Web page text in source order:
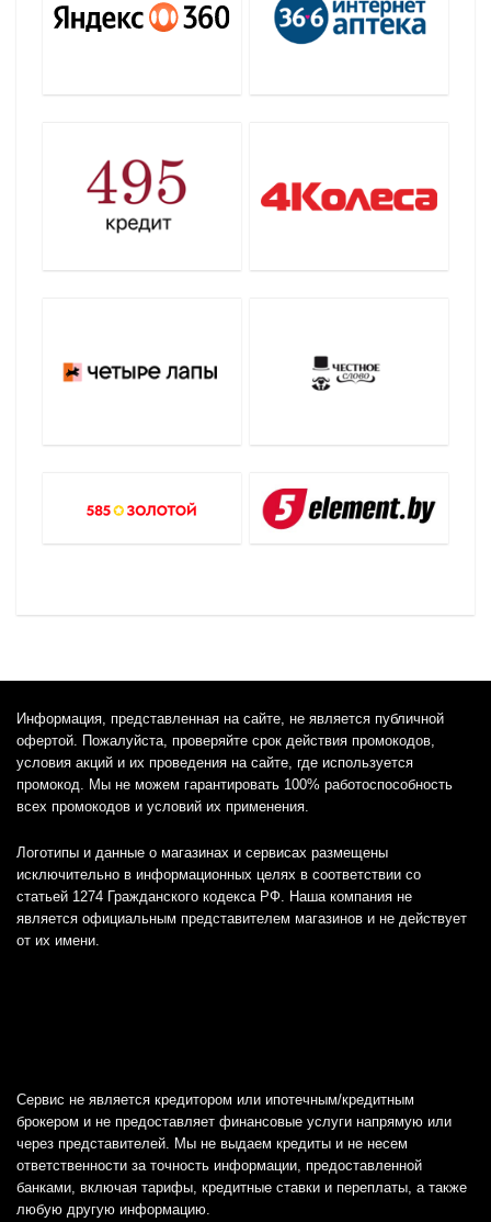
Информация, представленная на сайте, не является публичной
офертой. Пожалуйста, проверяйте срок действия промокодов,
условия акций и их проведения на сайте, где используется
промокод. Мы не можем гарантировать 100% работоспособность
всех промокодов и условий их применения.
Логотипы и данные о магазинах и сервисах размещены
исключительно в информационных целях в соответствии со
статьей 1274 Гражданского кодекса РФ. Наша компания не
является официальным представителем магазинов и не действует
от их имени.
Сервис не является кредитором или ипотечным/кредитным
брокером и не предоставляет финансовые услуги напрямую или
через представителей. Мы не выдаем кредиты и не несем
ответственности за точность информации, предоставленной
банками, включая тарифы, кредитные ставки и переплаты, а также
любую другую информацию.